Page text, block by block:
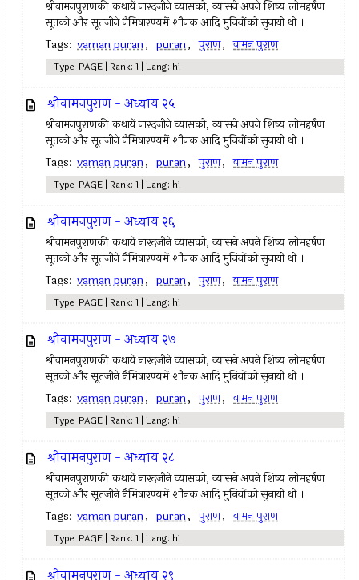
श्रीवामनपुराणकी कथायें नारदजीने व्यासको, व्यासने अपने शिष्य लोमहर्षण
सूतको और सूतजीने नैमिषारण्यमें शौनक आदि मुनियोंको सुनायी थी ।
Tags: vaman puran, puran, पुराण, वामन पुराण
Type: PAGE | Rank: 1 | Lang: hi
श्रीवामनपुराण - अध्याय २५
श्रीवामनपुराणकी कथायें नारदजीने व्यासको, व्यासने अपने शिष्य लोमहर्षण
सूतको और सूतजीने नैमिषारण्यमें शौनक आदि मुनियोंको सुनायी थी ।
Tags: vaman puran, puran, पुराण, वामन पुराण
Type: PAGE | Rank: 1 | Lang: hi
श्रीवामनपुराण - अध्याय २६
श्रीवामनपुराणकी कथायें नारदजीने व्यासको, व्यासने अपने शिष्य लोमहर्षण
सूतको और सूतजीने नैमिषारण्यमें शौनक आदि मुनियोंको सुनायी थी ।
Tags: vaman puran, puran, पुराण, वामन पुराण
Type: PAGE | Rank: 1 | Lang: hi
श्रीवामनपुराण - अध्याय २७
श्रीवामनपुराणकी कथायें नारदजीने व्यासको, व्यासने अपने शिष्य लोमहर्षण
सूतको और सूतजीने नैमिषारण्यमें शौनक आदि मुनियोंको सुनायी थी ।
Tags: vaman puran, puran, पुराण, वामन पुराण
Type: PAGE | Rank: 1 | Lang: hi
श्रीवामनपुराण - अध्याय २८
श्रीवामनपुराणकी कथायें नारदजीने व्यासको, व्यासने अपने शिष्य लोमहर्षण
सूतको और सूतजीने नैमिषारण्यमें शौनक आदि मुनियोंको सुनायी थी ।
Tags: vaman puran, puran, पुराण, वामन पुराण
Type: PAGE | Rank: 1 | Lang: hi
श्रीवामनपुराण - अध्याय २९